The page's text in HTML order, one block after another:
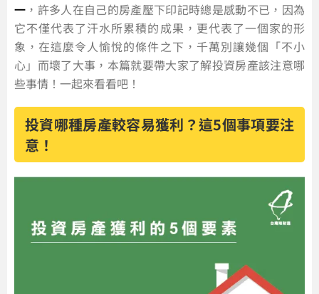
一 ，許多人在自己的房產壓下印記時總是感動不已，因為
它不僅代表了汗水所累積的成果，更代表了一個家的形
象，在這麼令人愉悅的條件之下，千萬別讓幾個「不小
心」而壞了大事，本篇就要帶大家了解投資房產該注意哪
些事情！一起來看看吧！
投資哪種房產較容易獲利？這5個事項要注
意！